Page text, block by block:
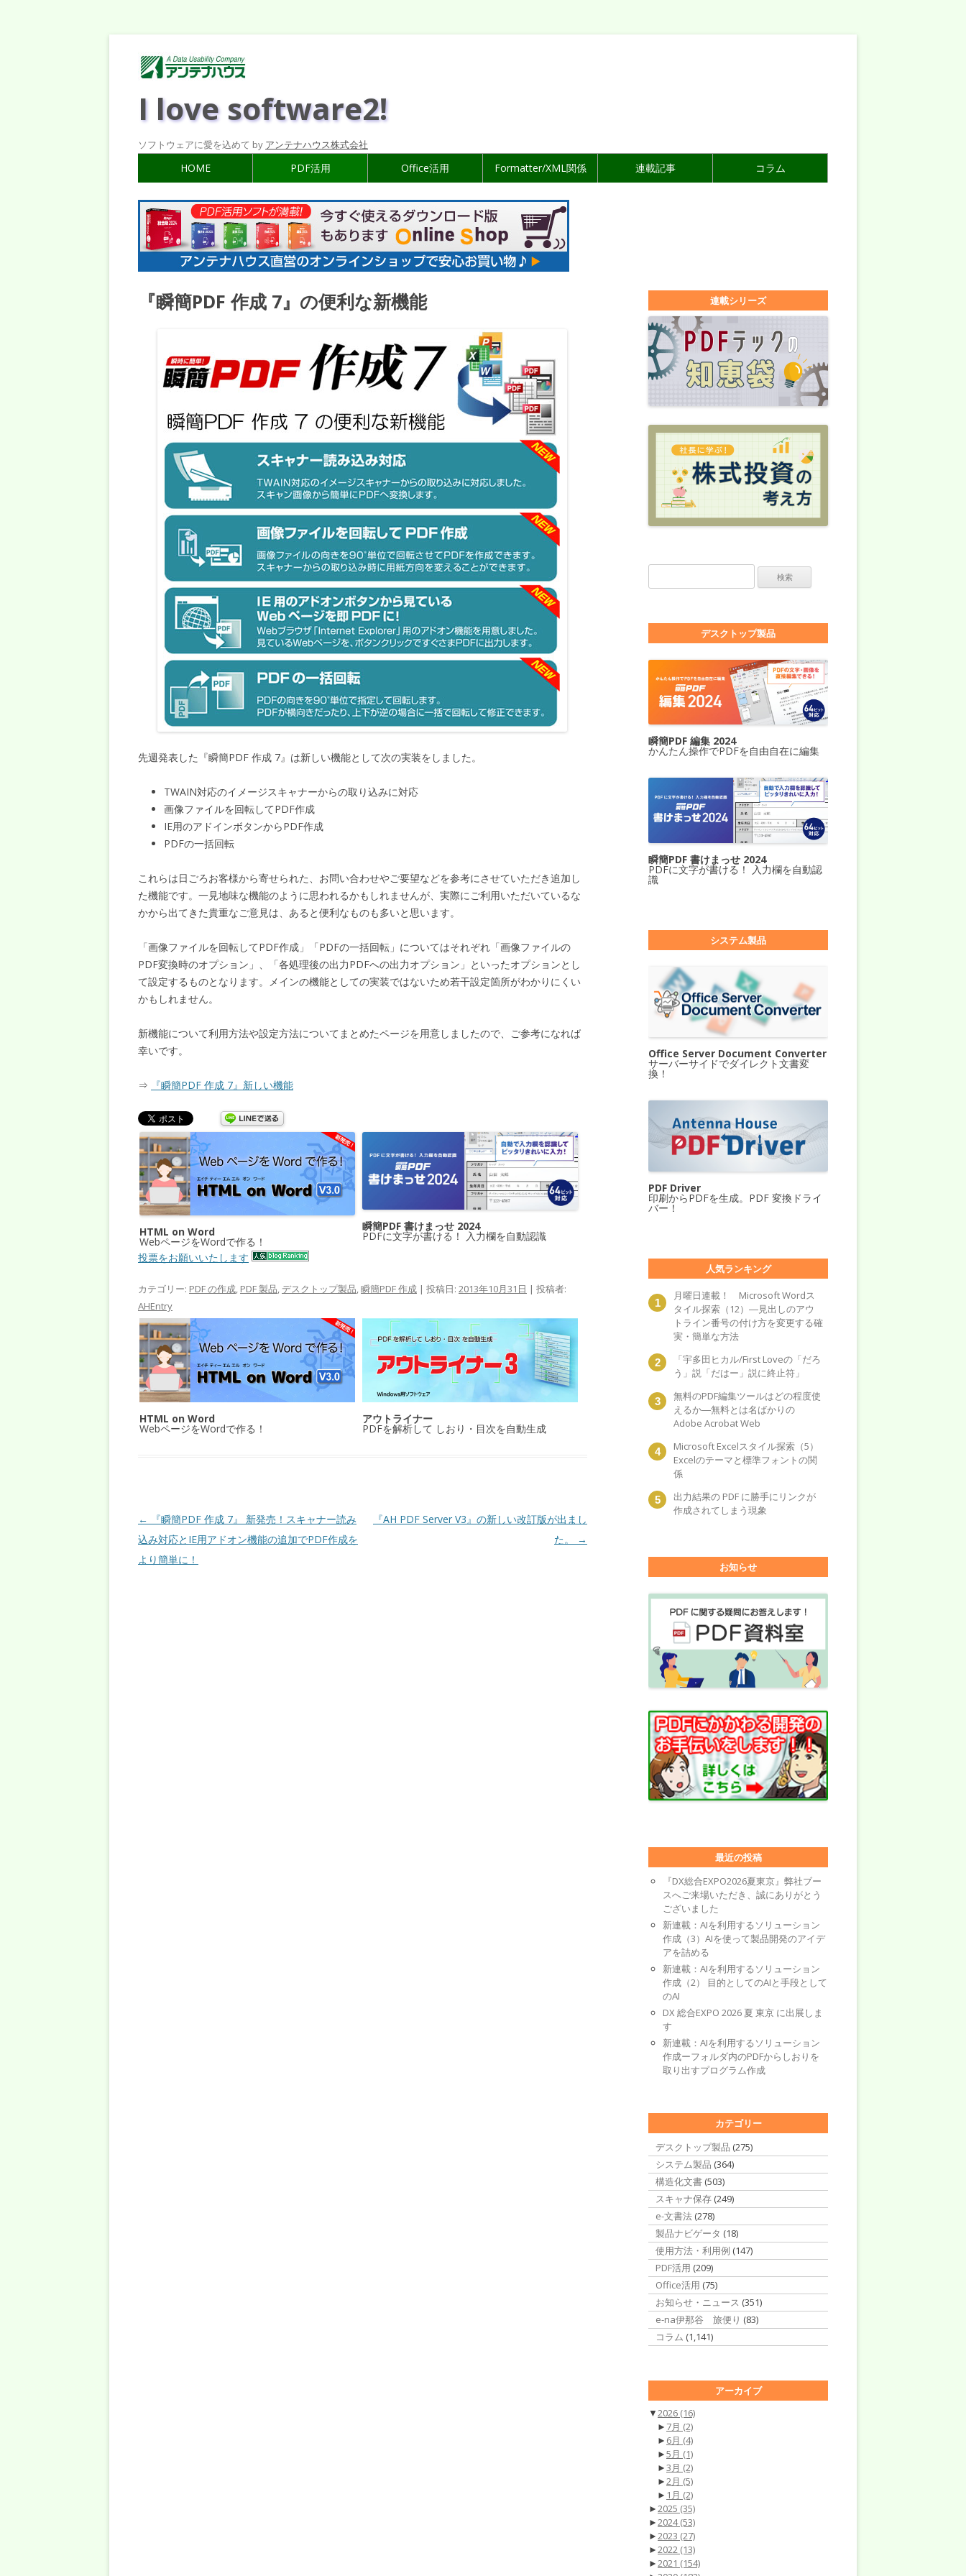
I love software2!
ソフトウェアに愛を込めて by アンテナハウス株式会社
HOME PDF活用 Office活用 Formatter/XML関係 連載記事 コラム
『瞬簡PDF 作成 7』の便利な新機能
先週発表した『瞬簡PDF 作成 7』は新しい機能として次の実装をしました。
TWAIN対応のイメージスキャナーからの取り込みに対応
画像ファイルを回転してPDF作成
IE用のアドインボタンからPDF作成
PDFの一括回転
これらは日ごろお客様から寄せられた、お問い合わせやご要望などを参考にさせていただき追加し
た機能です。一見地味な機能のように思われるかもしれませんが、実際にご利用いただいているな
かから出てきた貴重なご意見は、あると便利なものも多いと思います。
「画像ファイルを回転してPDF作成」「PDFの一括回転」についてはそれぞれ「画像ファイルの
PDF変換時のオプション」、「各処理後の出力PDFへの出力オプション」といったオプションとし
て設定するものとなります。メインの機能としての実装ではないため若干設定箇所がわかりにくい
かもしれません。
新機能について利用方法や設定方法についてまとめたページを用意しましたので、ご参考になれば
幸いです。
⇒ 『瞬簡PDF 作成 7』新しい機能
HTML on Word
WebページをWordで作る！
瞬簡PDF 書けまっせ 2024
PDFに文字が書ける！ 入力欄を自動認識
投票をお願いいたします
カテゴリー: PDF の作成, PDF 製品, デスクトップ製品,瞬簡PDF 作成 | 投稿日: 2013年10月31日 | 投稿者:
AHEntry
HTML on Word
WebページをWordで作る！
アウトライナー
PDFを解析して しおり・目次を自動生成
投稿ナビゲーション
←
『瞬簡PDF 作成 7』 新発売！スキャナー読み
込み対応とIE用アドオン機能の追加でPDF作成を
より簡単に！
『AH PDF Server V3』の新しい改訂版が出まし
た。
→
連載シリーズ
デスクトップ製品
瞬簡PDF 編集 2024
かんたん操作でPDFを自由自在に編集
瞬簡PDF 書けまっせ 2024
PDFに文字が書ける！ 入力欄を自動認
識
システム製品
Office Server Document Converter
サーバーサイドでダイレクト文書変
換！
PDF Driver
印刷からPDFを生成。PDF 変換ドライ
バー！
人気ランキング
月曜日連載！ Microsoft Wordス
タイル探索（12）―見出しのアウ
トライン番号の付け方を変更する確
実・簡単な方法
「宇多田ヒカル/First Loveの「だろ
う」説「だはー」説に終止符」
無料のPDF編集ツールはどの程度使
えるか―無料とは名ばかりの
Adobe Acrobat Web
Microsoft Excelスタイル探索（5）
Excelのテーマと標準フォントの関
係
出力結果の PDF に勝手にリンクが
作成されてしまう現象
お知らせ
最近の投稿
『DX総合EXPO2026夏東京』弊社ブー
スへご来場いただき、誠にありがとう
ございました
新連載：AIを利用するソリューション
作成（3）AIを使って製品開発のアイデ
アを詰める
新連載：AIを利用するソリューション
作成（2） 目的としてのAIと手段として
のAI
DX 総合EXPO 2026 夏 東京 に出展しま
す
新連載：AIを利用するソリューション
作成ーフォルダ内のPDFからしおりを
取り出すプログラム作成
カテゴリー
デスクトップ製品 (275)
システム製品 (364)
構造化文書 (503)
スキャナ保存 (249)
e-文書法 (278)
製品ナビゲータ (18)
使用方法・利用例 (147)
PDF活用 (209)
Office活用 (75)
お知らせ・ニュース (351)
e-na伊那谷 旅便り (83)
コラム (1,141)
アーカイブ
▼2026 (16)
► 7月 (2)
► 6月 (4)
►5月 (1)
►3月 (2)
►2月 (5)
► 1月 (2)
►2025 (35)
►2024(53)
►2023 (27)
►2022 (13)
►2021 (154)